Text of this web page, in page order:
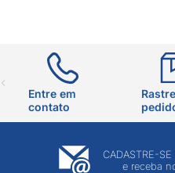
Entre em
contato
CADASTRE-
e receba